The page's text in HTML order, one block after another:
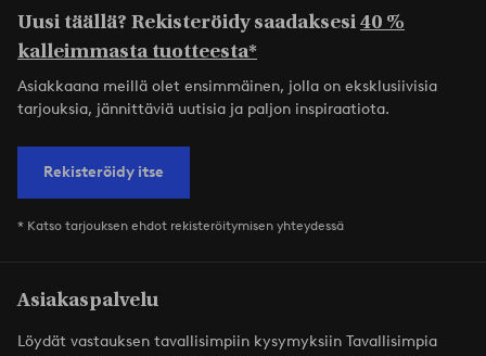
Uusi täällä? Rekisteröidy saadaksesi40 %
kalleimmasta tuotteesta*
Asiakkaana meillä olet ensimmäinen, jolla on eksklusiivisia
tarjouksia, jännittäviä uutisia ja paljon inspiraatiota.
Rekisteröidy itse
* Katso tarjouksen ehdot rekisteröitymisen yhteydessä
Asiakaspalvelu
Löydät vastauksen tavallisimpiin kysymyksiin Tavallisimpia